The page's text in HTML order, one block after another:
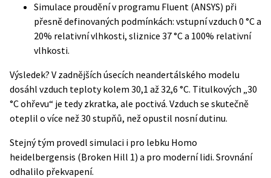
Simulace proudění v programu Fluent (ANSYS) při
přesně definovaných podmínkách: vstupní vzduch 0 °C a
20% relativní vlhkosti, sliznice 37 °C a 100% relativní
vlhkosti.
Výsledek? V zadnějších úsecích neandertálského modelu
dosáhl vzduch teploty kolem 30,1 až 32,6 °C. Titulkových „30
°C ohřevu“ je tedy zkratka, ale poctivá. Vzduch se skutečně
oteplil o více než 30 stupňů, než opustil nosní dutinu.
Stejný tým provedl simulaci i pro lebku Homo
heidelbergensis (Broken Hill 1) a pro moderní lidi. Srovnání
odhalilo překvapení.